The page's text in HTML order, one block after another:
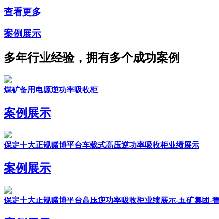
查看更多
案例展示
多年行业经验，拥有多个成功案例
煤矿备用电源逆功率吸收柜
案例展示
保定十大正规赌博平台车载式高压逆功率吸收柜业绩展示
案例展示
保定十大正规赌博平台高压逆功率吸收柜业绩展示-五矿集团-